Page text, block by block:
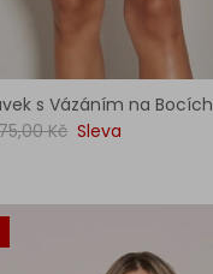
s Vázáním na Bocích
Kč Sleva